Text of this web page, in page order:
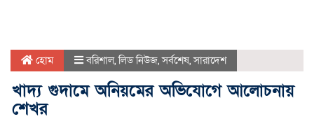
হোম বরিশাল,লিড নিউজ,সর্বশেষ,সারাদেশ
খাদ্য গুদামে অনিয়মের অভিযোগে আলোচনায়
শেখর